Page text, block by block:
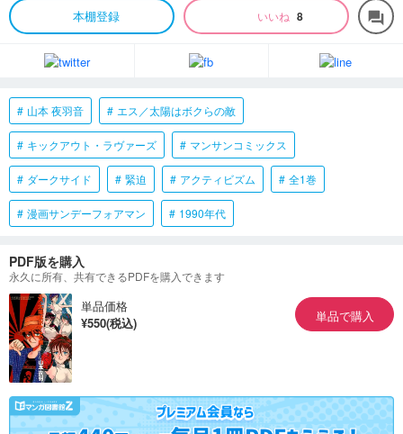
本棚登録 いいね 8 forum
山本 夜羽音 エス／太陽はボクらの敵
キックアウト・ラヴァーズ マンサンコミックス
ダークサイド 緊迫 アクティビズム 全1巻
漫画サンデーフォアマン 1990年代
PDF版を購入
永久に所有、共有できるPDFを購入できます
単品価格
¥550(税込)
単品で購入